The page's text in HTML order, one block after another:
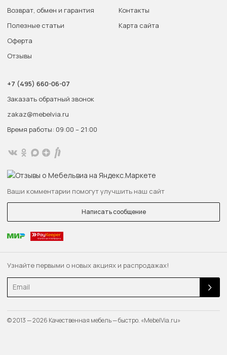
Узнайте первыми о новых акциях и распродажах!
Возврат, обмен и гарантия
Полезные статьи
Оферта
Отзывы
Контакты
Карта сайта
+7 (495) 660-06-07
Заказать обратный звонок
zakaz@mebelvia.ru
Время работы: 09:00 – 21:00
Ваши комментарии помогут улучшить наш сайт
Написать сообщение
© 2013 — 2026 Качественная мебель — быстро. «MebelVia.ru»